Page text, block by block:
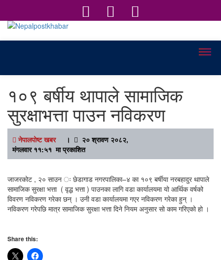
Nepalpostkhabar
Online News Portal
१०९ बर्षीय थापाले सामाजिक
सुरक्षाभत्ता पाउन नविकरण
नेपालपोष्ट खबर।
२० श्रावण २०८२,
मंगलवार ११:५१ मा प्रकाशित
जाजरकोट , २० साउन ः छेडागाड नगरपालिका–४ का १०९ बर्षीया नरबहादुर थापाले
सामाजिक सुरक्षा भत्ता ( वृद्ध भत्ता ) पाउनका लागि वडा कार्यालयमा यो आर्थिक वर्षको
विवरण नविकरण गरेका छन् । उनी वडा कार्यालयमा गएर नविकरण गरेका हुन् ।
नविकरण गरेपछि मात्र सामाजिक सुरक्षा भत्ता दिने नियम अनुसार सो काम गरिएको हो ।
Share this: